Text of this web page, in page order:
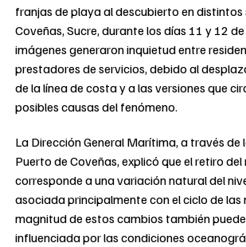
franjas de playa al descubierto en distintos
Coveñas, Sucre, durante los días 11 y 12 de
imágenes generaron inquietud entre
prestadores de servicios, debido al
de la línea de costa y a las versiones que
posibles causas del fenómeno.
La Dirección General Marítima, a través de
Puerto de Coveñas, explicó que el retiro del
corresponde a una variación natural del
asociada principalmente con el ciclo de las
magnitud de estos cambios también
influenciada por las condiciones